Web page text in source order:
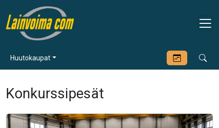
Huutokaupat
Konkurssipesät